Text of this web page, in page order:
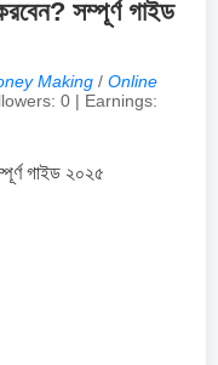
সম্পূর্ণ গাইড
Making / Online
0 | Earnings: